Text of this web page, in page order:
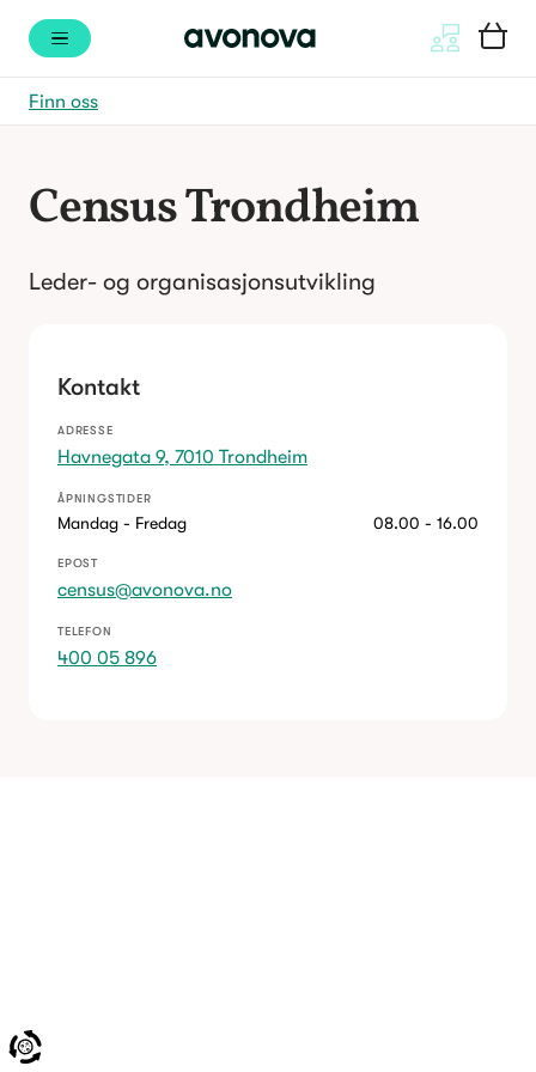
Finn oss
Census Trondheim
Leder- og organisasjonsutvikling
Kontakt
ADRESSE
Havnegata 9, 7010 Trondheim
ÅPNINGSTIDER
Mandag - Fredag 08.00 - 16.00
EPOST
census@avonova.no
TELEFON
400 05 896